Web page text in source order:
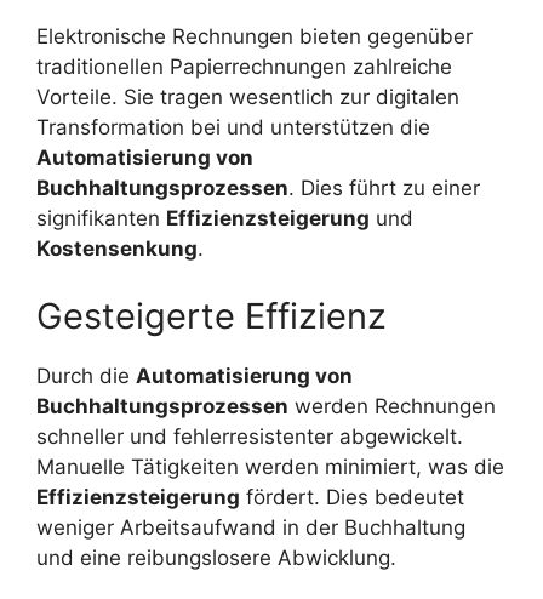
Elektronische Rechnungen bieten gegenüber
traditionellen Papierrechnungen zahlreiche
Vorteile. Sie tragen wesentlich zur digitalen
Transformation bei und unterstützen die
Automatisierung von
Buchhaltungsprozessen. Dies führt zu einer
signifikanten Effizienzsteigerung und
Kostensenkung.
Gesteigerte Effizienz
Durch die Automatisierung von
Buchhaltungsprozessen werden Rechnungen
schneller und fehlerresistenter abgewickelt.
Manuelle Tätigkeiten werden minimiert, was die
Effizienzsteigerung fördert. Dies bedeutet
weniger Arbeitsaufwand in der Buchhaltung
und eine reibungslosere Abwicklung.